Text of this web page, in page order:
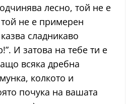
лесно, той не е
не е примерен
сладникаво
И затова на тебе ти е
всяка дребна
колкото и
почука на вашата